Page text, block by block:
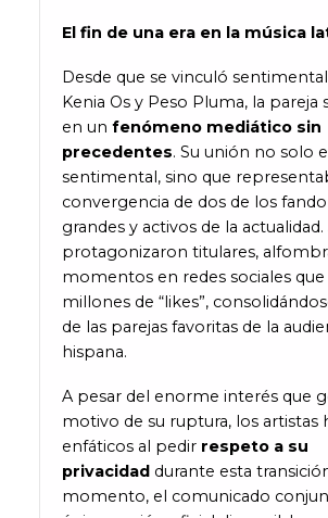
El fin de una era en la música
Desde que se vinculó
Kenia Os y Peso Pluma, la pareja
en un fenómeno mediático sin
precedentes. Su unión no solo
sentimental, sino que
convergencia de dos de los
grandes y activos de la
protagonizaron titulares,
momentos en redes sociales
millones de “likes”,
de las parejas favoritas de la
hispana.
A pesar del enorme interés que
motivo de su ruptura, los artistas
enfáticos al pedir respeto a su
privacidaddurante esta
momento, el comunicado